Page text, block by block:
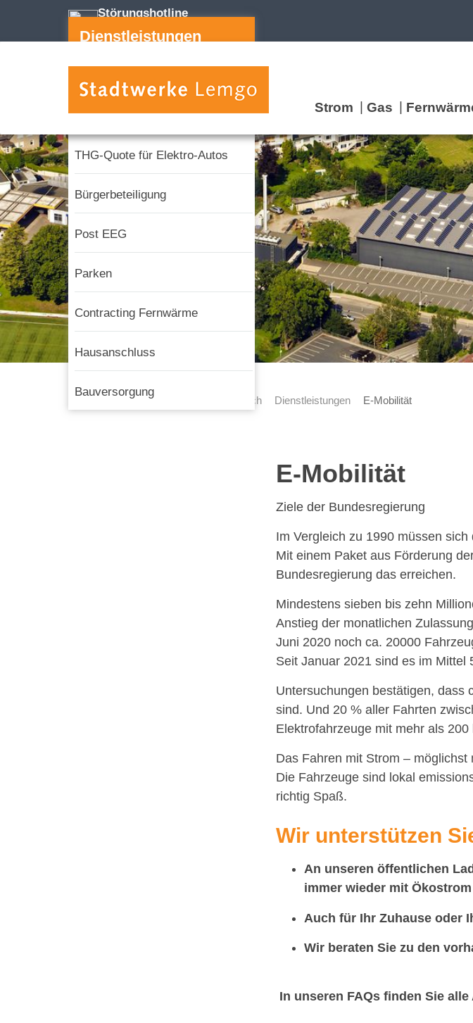
Störungshotline
05261 255-112
Strom Gas
Stadtwerke Lemgo Privatkundenbereich Dienstleistungen E-Mobilität
E-Mobilität
Ziele der Bundesregierung
Im Vergleich zu 1990 müssen
Mit einem Paket aus Förderung
Bundesregierung das erreichen.
Mindestens sieben bis zehn
Anstieg der monatlichen
Juni 2020 noch ca. 20000
Seit Januar 2021 sind es im Mittel
Untersuchungen bestätigen, dass
sind. Und 20 % aller Fahrten
Elektrofahrzeuge mit mehr als
Das Fahren mit Strom –
Die Fahrzeuge sind lokal
richtig Spaß.
Wir unterstützen
An unseren öffentlichen
immer wieder mit
Auch für Ihr Zuhause oder
Wir beraten Sie zu den
In unseren FAQs finden Sie
Dienstleistungen
E-Mobilität
THG-Quote für Elektro-Autos
Bürgerbeteiligung
Post EEG
Parken
Contracting Fernwärme
Hausanschluss
Bauversorgung